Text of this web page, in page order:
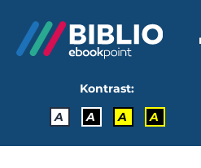
Kontrast:
A
A A A